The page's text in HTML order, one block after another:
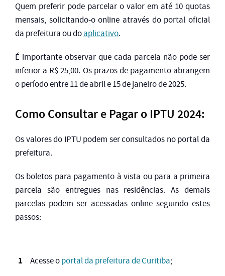
Quem preferir pode parcelar o valor em até 10 quotas
mensais, solicitando-o online através do portal oficial
da prefeitura ou doaplicativo.
É importante observar que cada parcela não pode ser
inferior a R$ 25,00. Os prazos de pagamento abrangem
o período entre 11 de abril e 15 de janeiro de 2025.
Como Consultar e Pagar o IPTU 2024:
Os valores do IPTU podem ser consultados no portal da
prefeitura.
Os boletos para pagamento à vista ou para a primeira
parcela são entregues nas residências. As demais
parcelas podem ser acessadas online seguindo estes
passos:
Acesse oportal da prefeitura de Curitiba;